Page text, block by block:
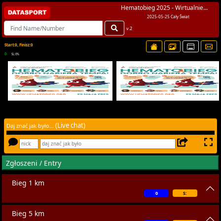
Hematobieg 2025 - Wirtualnie...
2025-05-25 Cały Świat
v.2
Start:0, Finisz:0
0
SL:0%
Daj znać jak było... (Live chat)
Zgłoszeni / Entry
Bieg 1 km
S:
0
Bieg 5 km